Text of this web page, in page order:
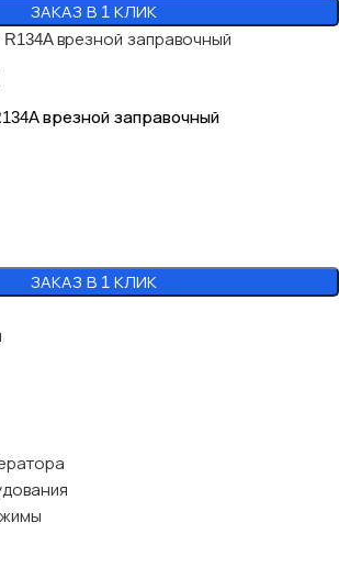
ЗАКАЗ В 1 КЛИК
врезной заправочный
ЗАКАЗ В 1 КЛИК